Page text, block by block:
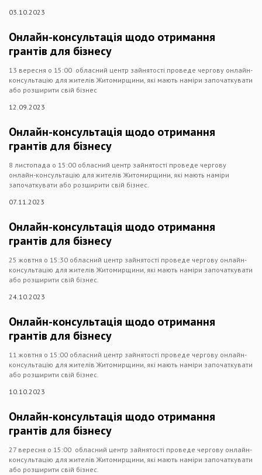
03.10.2023
Онлайн-консультація щодо отримання
грантів для бізнесу
13 вересня о 15:00 обласний центр зайнятості проведе чергову онлайн-
консультацію для жителів Житомирщини, які мають наміри започаткувати
або розширити свій бізнес
12.09.2023
Онлайн-консультація щодо отримання
грантів для бізнесу
8 листопада о 15:00 обласний центр зайнятості проведе чергову
онлайн-консультацію для жителів Житомирщини, які мають наміри
започаткувати або розширити свій бізнес.
07.11.2023
Онлайн-консультація щодо отримання
грантів для бізнесу
25 жовтня о 15:30 обласний центр зайнятості проведе чергову онлайн-
консультацію для жителів Житомирщини, які мають наміри започаткувати
або розширити свій бізнес.
24.10.2023
Онлайн-консультація щодо отримання
грантів для бізнесу
11 жовтня о 15:00 обласний центр зайнятості проведе чергову онлайн-
консультацію для жителів Житомирщини, які мають наміри започаткувати
або розширити свій бізнес.
10.10.2023
Онлайн-консультація щодо отримання
грантів для бізнесу
27 вересня о 15:00 обласний центр зайнятості проведе чергову онлайн-
консультацію для жителів Житомирщини, які мають наміри започаткувати
або розширити свій бізнес.